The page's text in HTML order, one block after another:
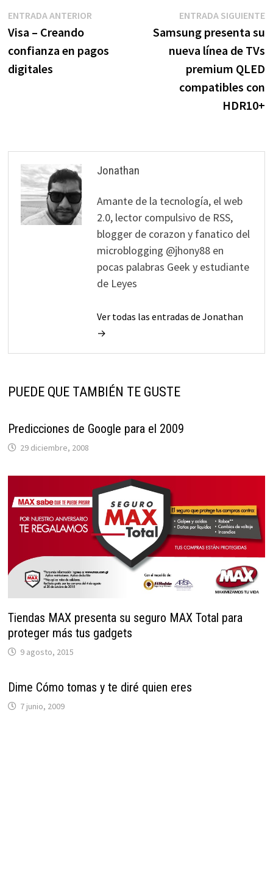
Navegación
de
entradas
ENTRADA ANTERIOREntrada
Visa – Creando
confianza en pagos
digitales
ENTRADA SIGUIENTE
Samsung presenta su
nueva línea de TVs
premium QLED
compatibles con
HDR10+
Jonathan
Amante de la tecnología, el web
2.0, lector compulsivo de RSS,
blogger de corazon y fanatico del
microblogging @jhony88 en
pocas palabras Geek y estudiante
de Leyes
Ver todas las entradas de Jonathan
→
PUEDE QUE TAMBIÉN TE GUSTE
Predicciones de Google para el 2009
29 diciembre, 2008
Tiendas MAX presenta su seguro MAX Total para
proteger más tus gadgets
9 agosto, 2015
Dime Cómo tomas y te diré quien eres
7 junio, 2009